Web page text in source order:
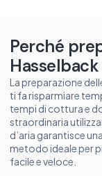
Perché
La preparazione
ti fa risparmiare
tempi di cottura e
straordinaria
d’aria garantisce
metodo ideale per
facile e veloce.